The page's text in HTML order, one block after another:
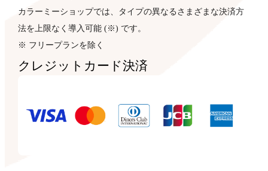
カラーミーショップでは、タイプの異なるさまざまな決済方
法を上限なく導入可能 (※) です。
※ フリープランを除く
クレジットカード決済